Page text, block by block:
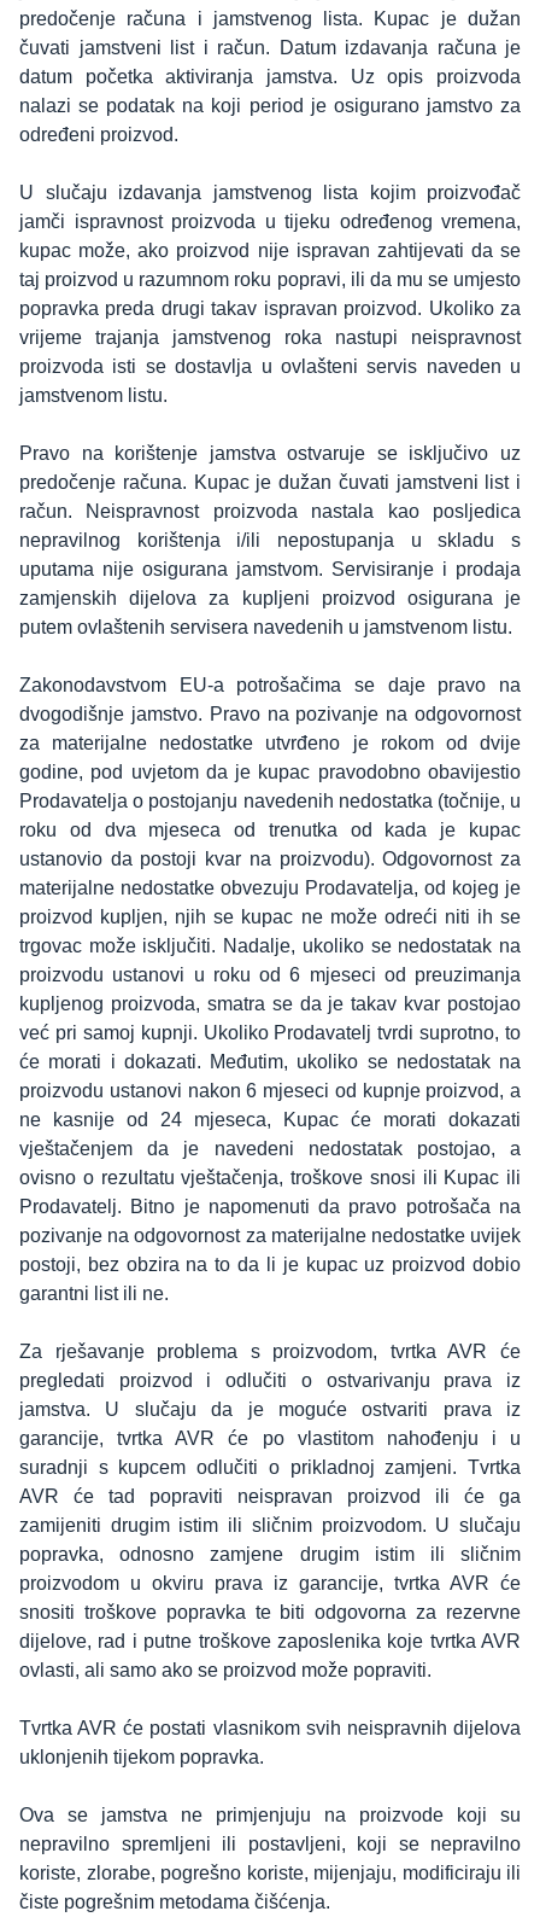
predočenje računa i jamstvenog lista. Kupac je dužan
čuvati jamstveni list i račun. Datum izdavanja računa je
datum početka aktiviranja jamstva. Uz opis proizvoda
nalazi se podatak na koji period je osigurano jamstvo za
određeni proizvod.
U slučaju izdavanja jamstvenog lista kojim proizvođač
jamči ispravnost proizvoda u tijeku određenog vremena,
kupac može, ako proizvod nije ispravan zahtijevati da se
taj proizvod u razumnom roku popravi, ili da mu se umjesto
popravka preda drugi takav ispravan proizvod. Ukoliko za
vrijeme trajanja jamstvenog roka nastupi neispravnost
proizvoda isti se dostavlja u ovlašteni servis naveden u
jamstvenom listu.
Pravo na korištenje jamstva ostvaruje se isključivo uz
predočenje računa. Kupac je dužan čuvati jamstveni list i
račun. Neispravnost proizvoda nastala kao posljedica
nepravilnog korištenja i/ili nepostupanja u skladu s
uputama nije osigurana jamstvom. Servisiranje i prodaja
zamjenskih dijelova za kupljeni proizvod osigurana je
putem ovlaštenih servisera navedenih u jamstvenom listu.
Zakonodavstvom EU-a potrošačima se daje pravo na
dvogodišnje jamstvo. Pravo na pozivanje na odgovornost
za materijalne nedostatke utvrđeno je rokom od dvije
godine, pod uvjetom da je kupac pravodobno obavijestio
Prodavatelja o postojanju navedenih nedostatka (točnije, u
roku od dva mjeseca od trenutka od kada je kupac
ustanovio da postoji kvar na proizvodu). Odgovornost za
materijalne nedostatke obvezuju Prodavatelja, od kojeg je
proizvod kupljen, njih se kupac ne može odreći niti ih se
trgovac može isključiti. Nadalje, ukoliko se nedostatak na
proizvodu ustanovi u roku od 6 mjeseci od preuzimanja
kupljenog proizvoda, smatra se da je takav kvar postojao
već pri samoj kupnji. Ukoliko Prodavatelj tvrdi suprotno, to
će morati i dokazati. Međutim, ukoliko se nedostatak na
proizvodu ustanovi nakon 6 mjeseci od kupnje proizvod, a
ne kasnije od 24 mjeseca, Kupac će morati dokazati
vještačenjem da je navedeni nedostatak postojao, a
ovisno o rezultatu vještačenja, troškove snosi ili Kupac ili
Prodavatelj. Bitno je napomenuti da pravo potrošača na
pozivanje na odgovornost za materijalne nedostatke uvijek
postoji, bez obzira na to da li je kupac uz proizvod dobio
garantni list ili ne.
Za rješavanje problema s proizvodom, tvrtka AVR će
pregledati proizvod i odlučiti o ostvarivanju prava iz
jamstva. U slučaju da je moguće ostvariti prava iz
garancije, tvrtka AVR će po vlastitom nahođenju i u
suradnji s kupcem odlučiti o prikladnoj zamjeni. Tvrtka
AVR će tad popraviti neispravan proizvod ili će ga
zamijeniti drugim istim ili sličnim proizvodom. U slučaju
popravka, odnosno zamjene drugim istim ili sličnim
proizvodom u okviru prava iz garancije, tvrtka AVR će
snositi troškove popravka te biti odgovorna za rezervne
dijelove, rad i putne troškove zaposlenika koje tvrtka AVR
ovlasti, ali samo ako se proizvod može popraviti.
Tvrtka AVR će postati vlasnikom svih neispravnih dijelova
uklonjenih tijekom popravka.
Ova se jamstva ne primjenjuju na proizvode koji su
nepravilno spremljeni ili postavljeni, koji se nepravilno
koriste, zlorabe, pogrešno koriste, mijenjaju, modificiraju ili
čiste pogrešnim metodama čišćenja.